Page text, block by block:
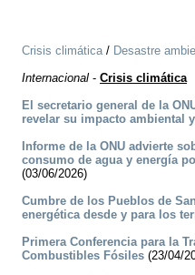
Crisis climática/ Desastre
Internacional - Crisis climática
El secretario general de la
revelar su impacto ambiental
Informe de la ONU advierte
consumo de agua y energía
(03/06/2026)
Cumbre de los Pueblos de
energética desde y para los
Primera Conferencia para la
Combustibles Fósiles (23/04/